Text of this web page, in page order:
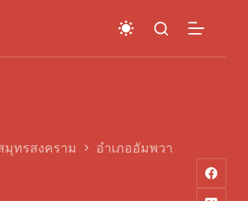
มุทรสงคราม อำเภออัมพวา